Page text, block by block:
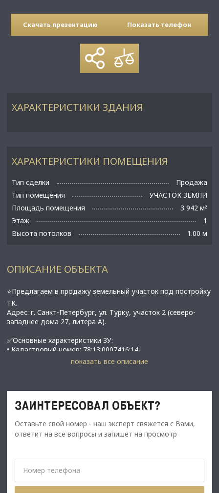
Скачать презентацию Показать телефон
ХАРАКТЕРИСТИКИ ПОМЕЩЕНИЯ
Тип сделки
Продажа
Тип помещения
УЧАСТОК ЗЕМЛИ
Площадь помещения
3 942 м²
Этаж
1
Высота потолков
1.00 м
ХАРАКТЕРИСТИКИ ЗДАНИЯ
ОПИСАНИЕ ОБЪЕКТА
⭐Предлагаем в продажу земельный участок под постройку
ТК.
Адрес: г. Санкт-Петербург, ул. Турку, участок 2 (северо-
западнее дома 27, литера А).
✅Основные характеристики ЗУ:
• Кадастровый номер: 78:13:0007416:14;
• Площадь земельного участка: 3 942 м².
• Количество этажей: 2.
• Площадь застройки: 1 393 м².
• Строительный объем: 13 930 м³.
• Парковка: 35 машиномест (в том числе 4 места для МГН).
• Велопарковка: 25 мест.
показать все описание
ЗАИНТЕРЕСОВАЛ ОБЪЕКТ?
Оставьте свой номер - наш эксперт свяжется с Вами,
ответит на все вопросы и запишет на просмотр